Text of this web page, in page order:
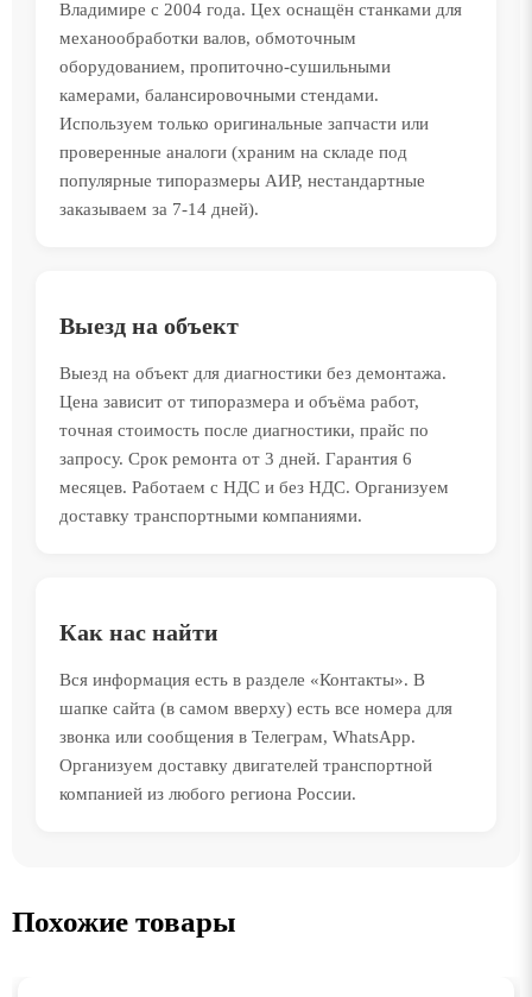
Владимире с 2004 года. Цех оснащён станками для
механообработки валов, обмоточным
оборудованием, пропиточно-сушильными
камерами, балансировочными стендами.
Используем только оригинальные запчасти или
проверенные аналоги (храним на складе под
популярные типоразмеры АИР, нестандартные
заказываем за 7-14 дней).
Выезд на объект
Выезд на объект для диагностики без демонтажа.
Цена зависит от типоразмера и объёма работ,
точная стоимость после диагностики, прайс по
запросу. Срок ремонта от 3 дней. Гарантия 6
месяцев. Работаем с НДС и без НДС. Организуем
доставку транспортными компаниями.
Как нас найти
Вся информация есть в разделе «Контакты». В
шапке сайта (в самом вверху) есть все номера для
звонка или сообщения в Телеграм, WhatsApp.
Организуем доставку двигателей транспортной
компанией из любого региона России.
Похожие товары